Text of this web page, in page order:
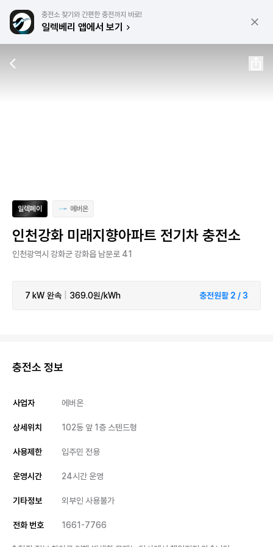
충전소 찾기와 간편한 충전까지 바로!
일렉베리 앱에서 보기
일렉페이 에버온
인천강화 미래지향아파트 전기차 충전소
인천광역시 강화군 강화읍 남문로 41
7 kW 완속 369.0원/kWh 충전원활 2 / 3
충전소 정보
사업자 에버온
상세위치 102동 앞 1층 스텐드형
사용제한 입주민 전용
운영시간 24시간 운영
기타정보 외부인 사용불가
전화 번호 1661-7766